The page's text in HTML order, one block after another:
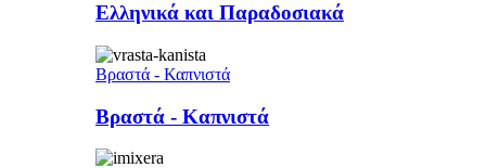
Ελληνικά και Παραδοσιακά
Βραστά - Καπνιστά
Βραστά - Καπνιστά